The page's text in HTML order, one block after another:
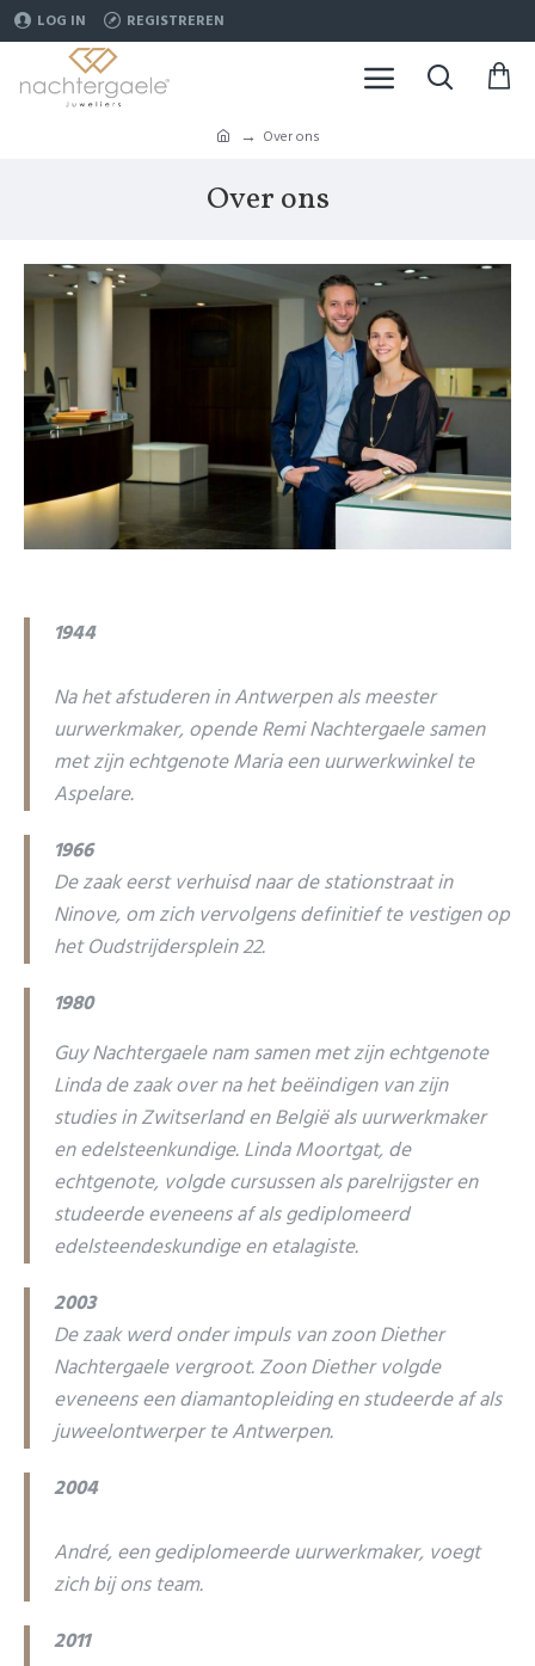
LOG IN REGISTREREN
Over ons
Over ons
1944
Na het afstuderen in Antwerpen als meester
uurwerkmaker, opende Remi Nachtergaele samen
met zijn echtgenote Maria een uurwerkwinkel te
Aspelare.
1966
De zaak eerst verhuisd naar de stationstraat in
Ninove, om zich vervolgens definitief te vestigen op
het Oudstrijdersplein 22.
1980
Guy Nachtergaele nam samen met zijn echtgenote
Linda de zaak over na het beëindigen van zijn
studies in Zwitserland en België als uurwerkmaker
en edelsteenkundige. Linda Moortgat, de
echtgenote, volgde cursussen als parelrijgster en
studeerde eveneens af als gediplomeerd
edelsteendeskundige en etalagiste.
2003
De zaak werd onder impuls van zoon Diether
Nachtergaele vergroot. Zoon Diether volgde
eveneens een diamantopleiding en studeerde af als
juweelontwerper te Antwerpen.
2004
André, een gediplomeerde uurwerkmaker, voegt
zich bij ons team.
2011